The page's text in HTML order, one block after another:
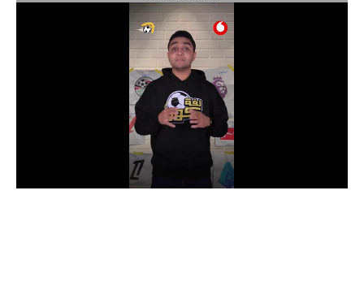
الدوري السعودي للمحترفين